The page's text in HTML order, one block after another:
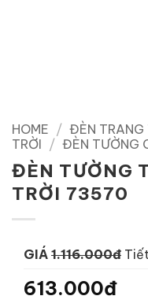
HOME / ĐÈN TRANG
TRỜI / ĐÈN TƯỜNG
ĐÈN TƯỜNG
TRỜI 73570
GIÁ 1.116.000đ
613.000đ